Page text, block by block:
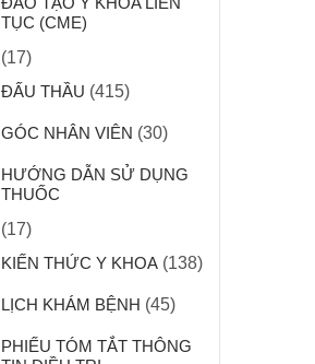
TỤC (CME)
(17)
ĐẤU THẦU (415)
GÓC NHÂN VIÊN (30)
HƯỚNG DẪN SỬ DỤNG
THUỐC
(17)
KIẾN THỨC Y KHOA(138)
LỊCH KHÁM BỆNH (45)
PHIẾU TÓM TẮT THÔNG